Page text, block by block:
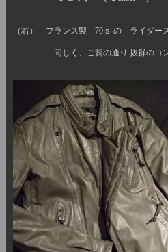
（右） フランス製 70ｓ の ライダ
同じく、ご覧の通り 抜群のコン